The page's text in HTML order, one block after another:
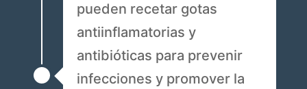
pueden recetar gotas
antiinflamatorias y
antibióticas para prevenir
infecciones y promover la